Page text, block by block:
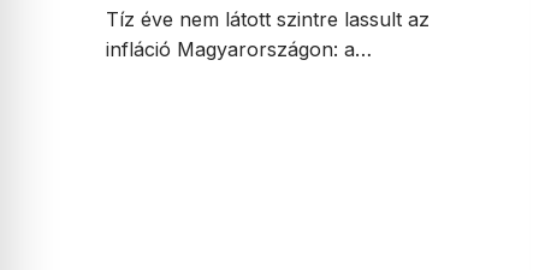
Tíz éve nem látott szintre lassult az
infláció Magyarországon: a…